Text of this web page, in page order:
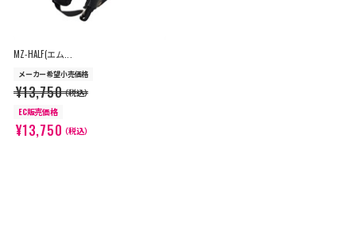
MZ-HALF(エム...
メーカー希望小売価格
¥13,750（税込）
EC販売価格
¥13,750（税込）